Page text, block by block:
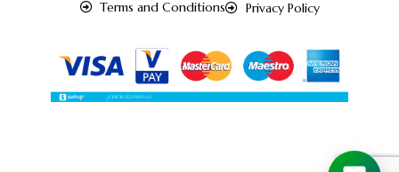
Terms and Conditions Privacy Policy